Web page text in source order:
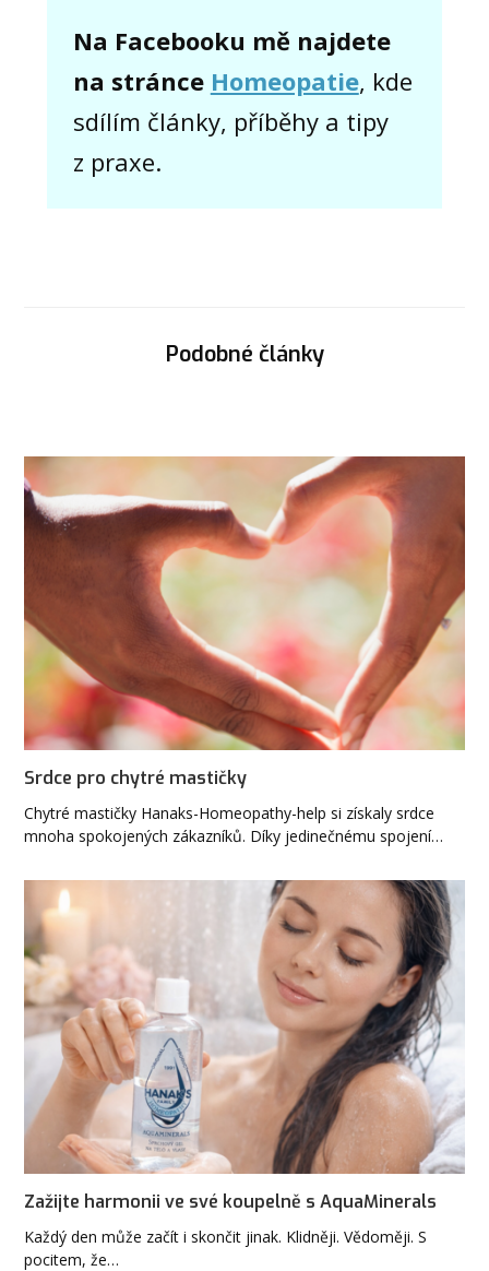
Na Facebooku mě najdete
na stránce Homeopatie, kde
sdílím články, příběhy a tipy
z praxe.
Podobné články
Srdce pro chytré mastičky
Chytré mastičky Hanaks-Homeopathy-help si získaly srdce
mnoha spokojených zákazníků. Díky jedinečnému spojení…
Zažijte harmonii ve své koupelně s AquaMinerals
Každý den může začít i skončit jinak. Klidněji. Vědoměji. S
pocitem, že…